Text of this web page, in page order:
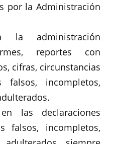
por la Administración
la administración
reportes con
cifras, circunstancias
falsos, incompletos,
las declaraciones
falsos, incompletos,